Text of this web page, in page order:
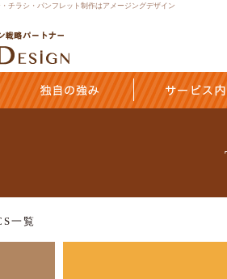
チラシ・パンフレット制作はアメージングデザイン
一覧